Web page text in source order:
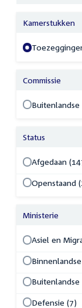
Kamerstukken
Commissie
Buitenlandse
Status
Afgedaan
Openstaand
Ministerie
Asiel en
Buitenlandse
Defensie (7)